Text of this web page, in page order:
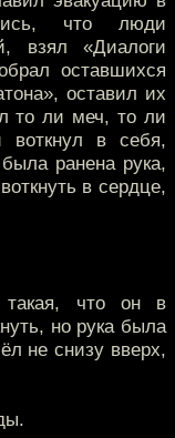
что люди
взял «Диалоги
оставшихся
оставил их
то ли меч, то ли
воткнул в себя,
ранена рука,
в сердце,
что он в
но рука была
не снизу вверх,